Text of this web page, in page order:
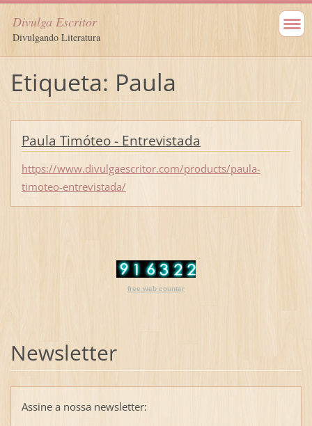
Divulga Escritor
Divulgando Literatura
Etiqueta: Paula
Paula Timóteo - Entrevistada
https://www.divulgaescritor.com/products/paula-
timoteo-entrevistada/
free web counter
Newsletter
Assine a nossa newsletter: